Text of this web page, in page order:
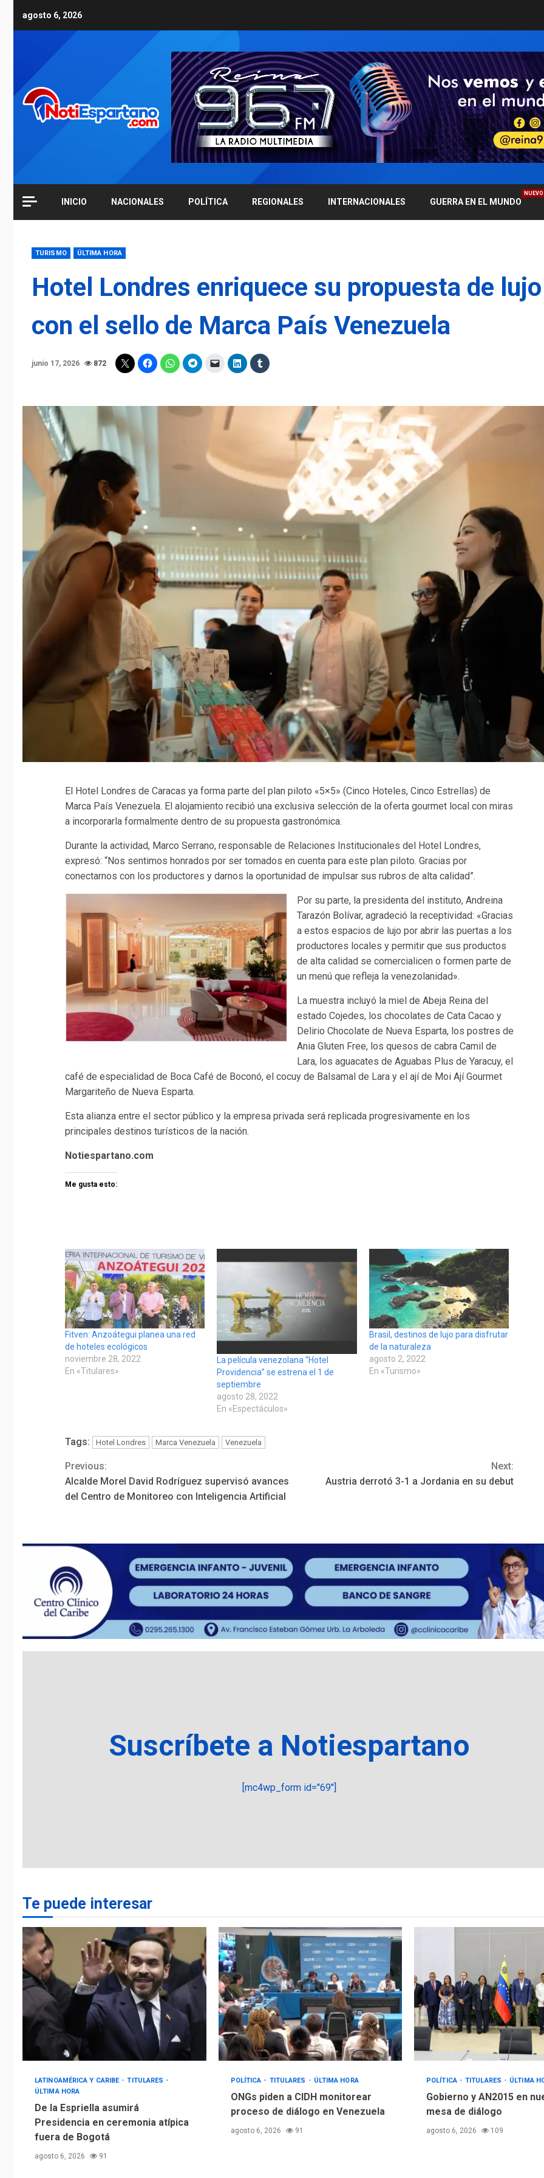
agosto 6, 2026
INICIO NACIONALES POLÍTICA REGIONALES INTERNACIONALES GUERRA EN EL MUNDO
NUEVO
TURISMO ÚLTIMA HORA
Hotel Londres enriquece su propuesta de lujo
con el sello de Marca País Venezuela
junio 17, 2026 872
El Hotel Londres de Caracas ya forma parte del plan piloto «5×5» (Cinco Hoteles, Cinco Estrellas) de
Marca País Venezuela. El alojamiento recibió una exclusiva selección de la oferta gourmet local con miras
a incorporarla formalmente dentro de su propuesta gastronómica.
Durante la actividad, Marco Serrano, responsable de Relaciones Institucionales del Hotel Londres,
expresó: “Nos sentimos honrados por ser tomados en cuenta para este plan piloto. Gracias por
conectarnos con los productores y darnos la oportunidad de impulsar sus rubros de alta calidad”.
Por su parte, la presidenta del instituto, Andreina
Tarazón Bolívar, agradeció la receptividad: «Gracias
a estos espacios de lujo por abrir las puertas a los
productores locales y permitir que sus productos
de alta calidad se comercialicen o formen parte de
un menú que refleja la venezolanidad».
La muestra incluyó la miel de Abeja Reina del
estado Cojedes, los chocolates de Cata Cacao y
Delirio Chocolate de Nueva Esparta, los postres de
Ania Gluten Free, los quesos de cabra Camil de
Lara, los aguacates de Aguabas Plus de Yaracuy, el
café de especialidad de Boca Café de Boconó, el cocuy de Balsamal de Lara y el ají de Moi Ají Gourmet
Margariteño de Nueva Esparta.
Esta alianza entre el sector público y la empresa privada será replicada progresivamente en los
principales destinos turísticos de la nación.
Notiespartano.com
Me gusta esto:
Fitven: Anzoátegui planea una red
de hoteles ecológicos
noviembre 28, 2022
En «Titulares»
La película venezolana “Hotel
Providencia” se estrena el 1 de
septiembre
agosto 28, 2022
En «Espectáculos»
Brasil, destinos de lujo para disfrutar
de la naturaleza
agosto 2, 2022
En «Turismo»
Tags: Hotel Londres Marca Venezuela Venezuela
Continue
Reading
Previous:
Alcalde Morel David Rodríguez supervisó avances
del Centro de Monitoreo con Inteligencia Artificial
Next:
Austria derrotó 3-1 a Jordania en su debut
Suscríbete a Notiespartano
[mc4wp_form id="69"]
Te puede interesar
LATINOAMÉRICA Y CARIBE
TITULARES
ÚLTIMA HORA
De la Espriella asumirá
Presidencia en ceremonia atípica
fuera de Bogotá
agosto 6, 2026 91
POLÍTICA TITULARES ÚLTIMA HORA
ONGs piden a CIDH monitorear
proceso de diálogo en Venezuela
agosto 6, 2026 91
POLÍTICA TITULARES ÚLTIMA
Gobierno y AN2015 en
mesa de diálogo
agosto 6, 2026 109